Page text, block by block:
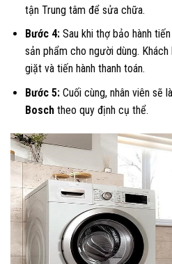
tận Trung tâm để sửa chữa.
Bước 4:Sau khi thợ bảo hành
sản phẩm cho người dùng.
giặt và tiến hành thanh toán.
Bước 5:Cuối cùng, nhân viên sẽ
Boschtheo quy định cụ thể.